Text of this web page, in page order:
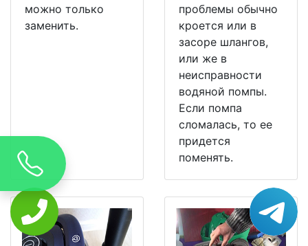
можно только
заменить.
проблемы обычно
кроется или в
засоре шлангов,
или же в
неисправности
водяной помпы.
Если помпа
сломалась, то ее
придется
поменять.